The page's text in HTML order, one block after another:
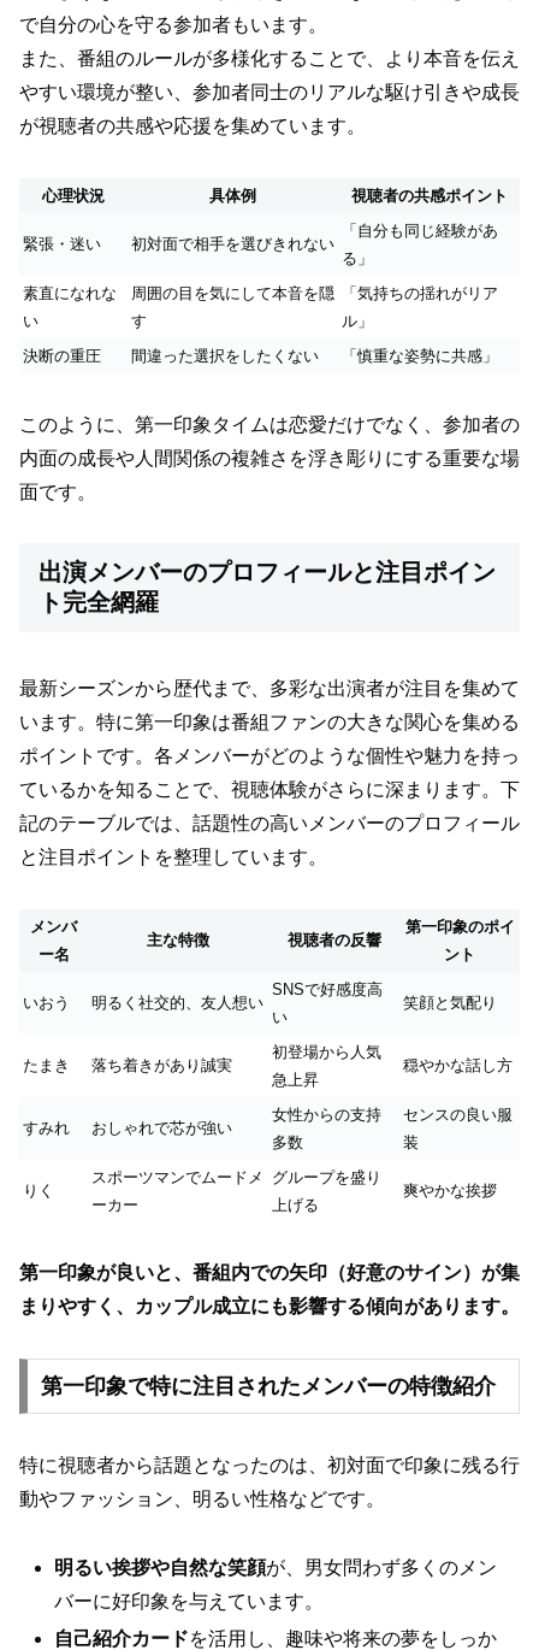
で自分の心を守る参加者もいます。
また、番組のルールが多様化することで、より本音を伝え
やすい環境が整い、参加者同士のリアルな駆け引きや成長
が視聴者の共感や応援を集めています。
心理状況 具体例 視聴者の共感ポイント
緊張・迷い 初対面で相手を選びきれない
「自分も同じ経験があ
る」
素直になれな
い
周囲の目を気にして本音を隠
す
「気持ちの揺れがリア
ル」
決断の重圧
間違った選択をしたくない 「慎重な姿勢に共感」
このように、第一印象タイムは恋愛だけでなく、参加者の
内面の成長や人間関係の複雑さを浮き彫りにする重要な場
面です。
出演メンバーのプロフィールと注目ポイン
ト完全網羅
最新シーズンから歴代まで、多彩な出演者が注目を集めて
います。特に第一印象は番組ファンの大きな関心を集める
ポイントです。各メンバーがどのような個性や魅力を持っ
ているかを知ることで、視聴体験がさらに深まります。下
記のテーブルでは、話題性の高いメンバーのプロフィール
と注目ポイントを整理しています。
メンバ
ー名
主な特徴 視聴者の反響
第一印象のポイ
ント
いおう 明るく社交的、友人想い
SNSで好感度高
い
笑顔と気配り
たまき 落ち着きがあり誠実
初登場から人気
急上昇
穏やかな話し方
すみれ おしゃれで芯が強い
女性からの支持
多数
センスの良い服
装
りく
スポーツマンでムードメ
ーカー
グループを盛り
上げる
爽やかな挨拶
第一印象が良いと、番組内での矢印（好意のサイン）が集
まりやすく、カップル成立にも影響する傾向があります。
第一印象で特に注目されたメンバーの特徴紹介
特に視聴者から話題となったのは、初対面で印象に残る行
動やファッション、明るい性格などです。
明るい挨拶や自然な笑顔が、男女問わず多くのメン
バーに好印象を与えています。
自己紹介カードを活用し、趣味や将来の夢をしっか